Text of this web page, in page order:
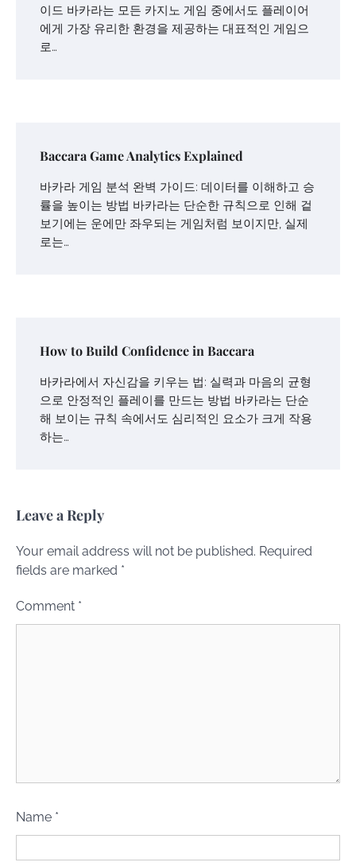
이드 바카라는 모든 카지노 게임 중에서도 플레이어
에게 가장 유리한 환경을 제공하는 대표적인 게임으
로…
Baccara Game Analytics Explained
바카라 게임 분석 완벽 가이드: 데이터를 이해하고 승
률을 높이는 방법 바카라는 단순한 규칙으로 인해 겉
보기에는 운에만 좌우되는 게임처럼 보이지만, 실제
로는…
How to Build Confidence in Baccara
바카라에서 자신감을 키우는 법: 실력과 마음의 균형
으로 안정적인 플레이를 만드는 방법 바카라는 단순
해 보이는 규칙 속에서도 심리적인 요소가 크게 작용
하는…
Leave a Reply
Your email address will not be published. Required
fields are marked *
Comment *
Name *